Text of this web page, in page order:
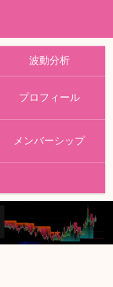
波動分析
プロフィール
メンバーシップ